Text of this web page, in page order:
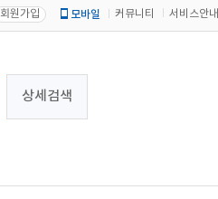
회원가입 모바일 커뮤니티 서비스안내
상세검색